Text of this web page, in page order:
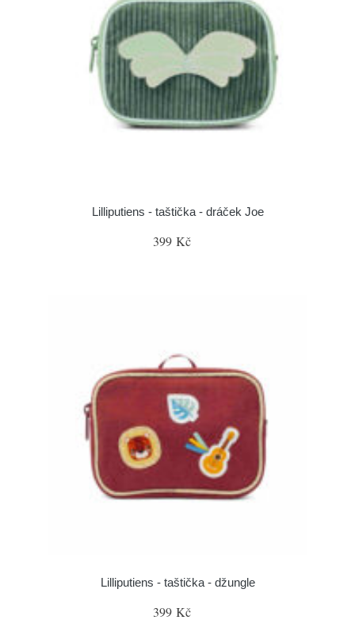
Lilliputiens - taštička - dráček Joe
399 Kč
Lilliputiens - taštička - džungle
399 Kč